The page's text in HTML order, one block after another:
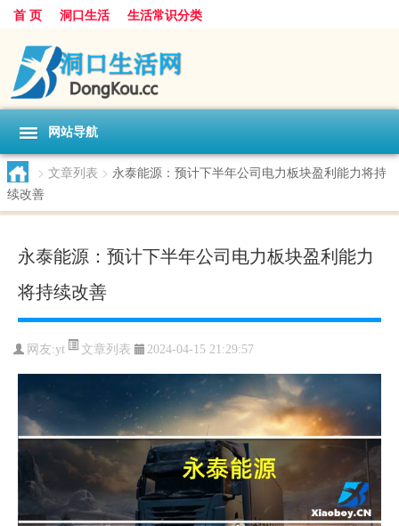
首 页 洞口生活 生活常识分类
网站导航
> 文章列表 > 永泰能源：预计下半年公司电力板块盈利能力将持
续改善
永泰能源：预计下半年公司电力板块盈利能力
将持续改善
网友:yt 文章列表 2024-04-15 21:29:57